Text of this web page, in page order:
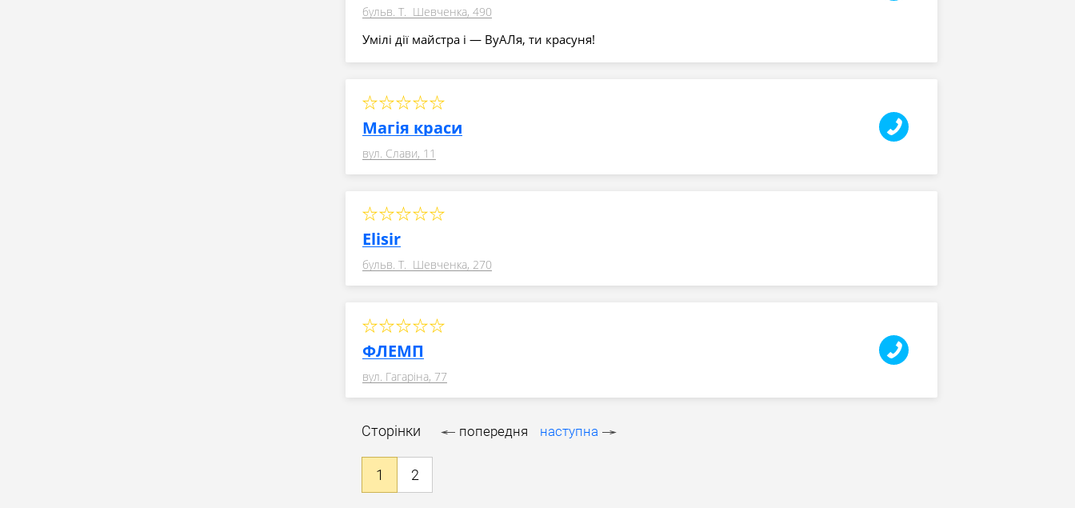
бульв. Т. Шевченка, 490
Умілі дії майстра і — ВуАЛя, ти красуня!
Магія краси
вул. Слави, 11
Elisir
бульв. Т. Шевченка, 270
ФЛЕМП
вул. Гагаріна, 77
Сторінки попередня наступна
1 2